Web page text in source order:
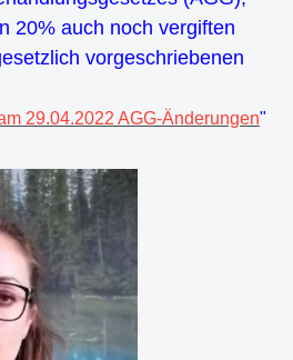
20% auch noch vergiften
vorgeschriebenen
29.04.2022 AGG-Änderungen"